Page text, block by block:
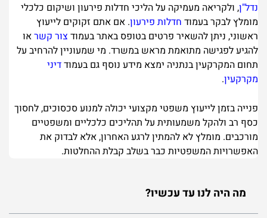
נדל"ן, ולקריאה מעמיקה על הליכי חדלות פירעון ושיקום כלכלי
מומלץ לבקר בעמוד חדלות פירעון. אם אתם זקוקים לייעוץ
ראשוני, ניתן להשאיר פרטים בטופס באתר בעמוד צור קשראו
להגיע לפגישה מתואמת מראש במשרד. מי שמעוניין להרחיב על
תחום המקרקעין בנתניה ימצא מידע נוסף גם בעמודדיני
מקרקעין.
פנייה בזמן לייעוץ משפטי מקצועי יכולה למנוע סכסוכים, לחסוך
כסף רב ולהקל משמעותית על תהליכים כלכליים ומשפטיים
מורכבים. מומלץ לא להמתין לרגע האחרון, אלא לבדוק את
האפשרויות המשפטיות כבר בשלב קבלת ההחלטות.
מה היה לנו עד עכשיו?